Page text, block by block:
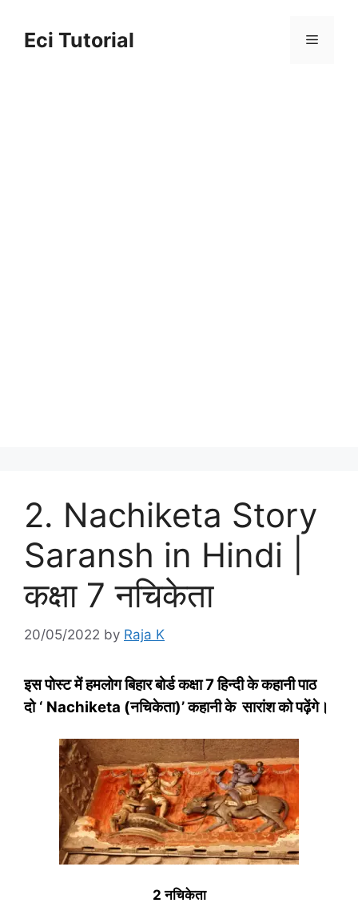
contentEci Tutorial Menu
2. Nachiketa Story
Saransh in Hindi |
कक्षा 7 नचिकेता
20/05/2022 by Raja K
इस पोस्‍ट में हमलोग बिहार बोर्ड कक्षा 7 हिन्‍दी के कहानी पाठ
दो ‘ Nachiketa (नचिकेता)’ कहानी के सारांश को पढ़ेंगे।
2 नचिकेता